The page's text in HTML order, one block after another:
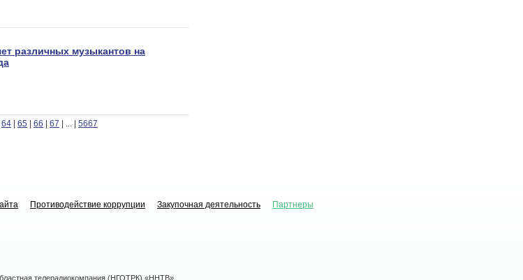
различных музыкантов на
64 | 65 | 66 | 67 | | 5667
Противодействие коррупции Закупочная деятельность Партнеры
телерадиокомпания (НГОТРК) «ННТВ»